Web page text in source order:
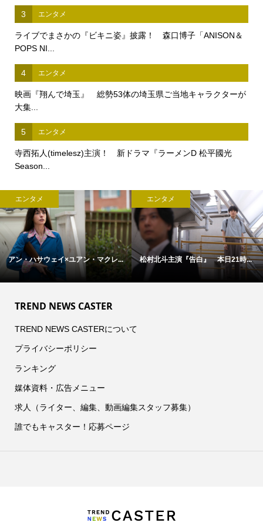
3 エンタメ
ライブでまさかの『ビキニ姿』披露！ 森口博子「ANISON＆
POPS NI...
4 エンタメ
映画『翔んで埼玉』 総勢53体の埼玉県ご当地キャラクターが
大集...
5 エンタメ
寺西拓人(timelesz)主演！ 新ドラマ『ラーメンD 松平國光
Season...
21時...
映画『Michael／マイケル』 ジ
ャ...
エンタメ
映画『オークストリート
TREND NEWS CASTER
TREND NEWS CASTERについて
プライバシーポリシー
ランキング
媒体資料・広告メニュー
求人（ライター、編集、動画編集スタッフ募集）
誰でもキャスター！応募ページ